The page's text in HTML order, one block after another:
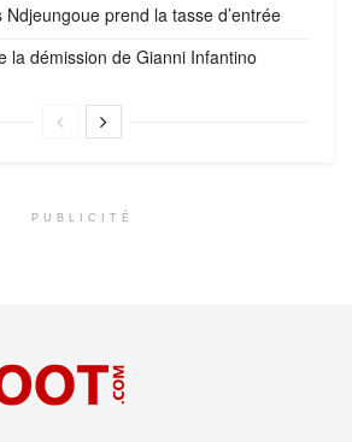
prend la tasse d’entrée
la démission de Gianni Infantino
PUBLICITÉ